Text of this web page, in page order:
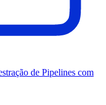
de Pipelines com